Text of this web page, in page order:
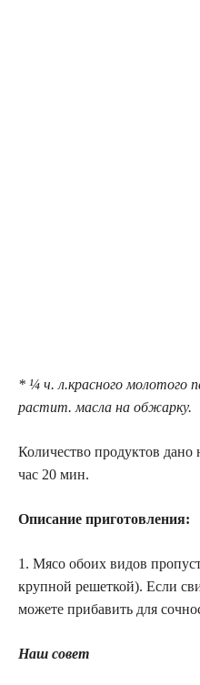
* ¼ ч. л.красного молотого
растит. масла на обжарку.
Количество продуктов
час 20 мин.
Описание приготовления:
1. Мясо обоих видов
крупной решеткой). Если
можете прибавить для
Наш совет